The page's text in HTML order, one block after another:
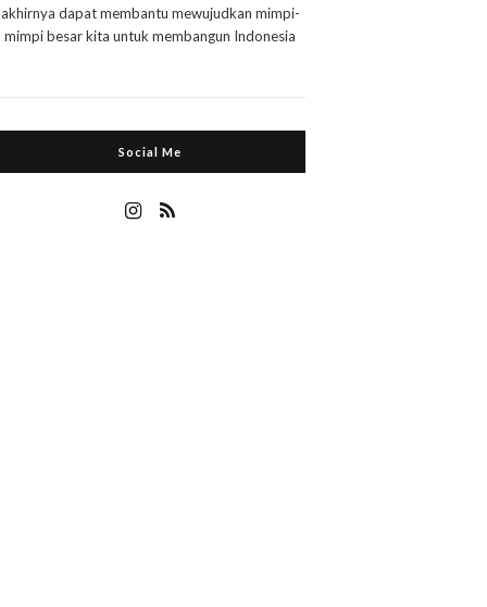
akhirnya dapat membantu mewujudkan mimpi-
mimpi besar kita untuk membangun Indonesia
Social Me